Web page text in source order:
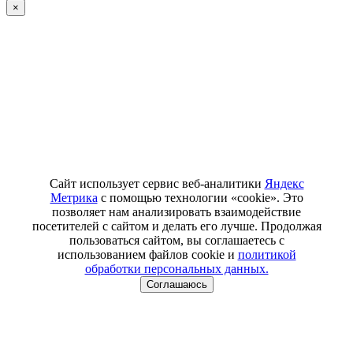
×
Сайт использует сервис веб-аналитики Яндекс
Метрика с помощью технологии «cookie». Это
позволяет нам анализировать взаимодействие
посетителей с сайтом и делать его лучше. Продолжая
пользоваться сайтом, вы соглашаетесь с
использованием файлов cookie и политикой
обработки персональных данных.
Соглашаюсь